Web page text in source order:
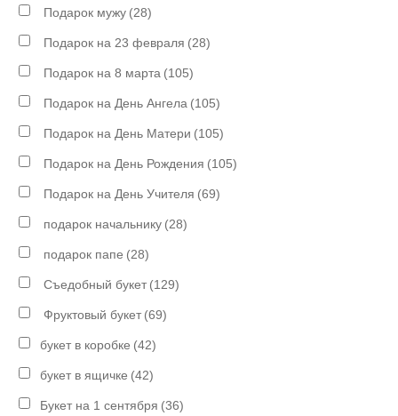
Подарок мужу (28)
Подарок на 23 февраля (28)
Подарок на 8 марта (105)
Подарок на День Ангела (105)
Подарок на День Матери (105)
Подарок на День Рождения (105)
Подарок на День Учителя (69)
подарок начальнику (28)
подарок папе (28)
Съедобный букет (129)
Фруктовый букет (69)
букет в коробке (42)
букет в ящичке (42)
Букет на 1 сентября (36)